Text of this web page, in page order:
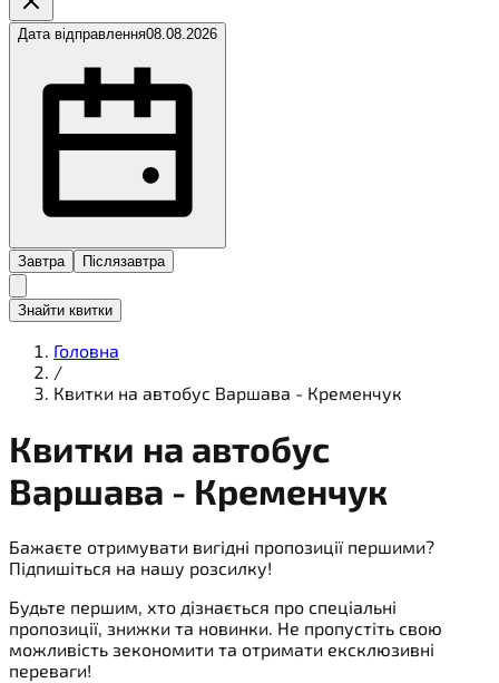
Дата відправлення08.08.2026
Завтра Післязавтра
Знайти квитки
Головна
/
Квитки на автобус Варшава - Кременчук
Квитки на автобус
Варшава - Кременчук
Бажаєте отримувати вигідні пропозиції першими?
Підпишіться на нашу розсилку!
Будьте першим, хто дізнається про спеціальні
пропозиції, знижки та новинки. Не пропустіть свою
можливість зекономити та отримати ексклюзивні
переваги!